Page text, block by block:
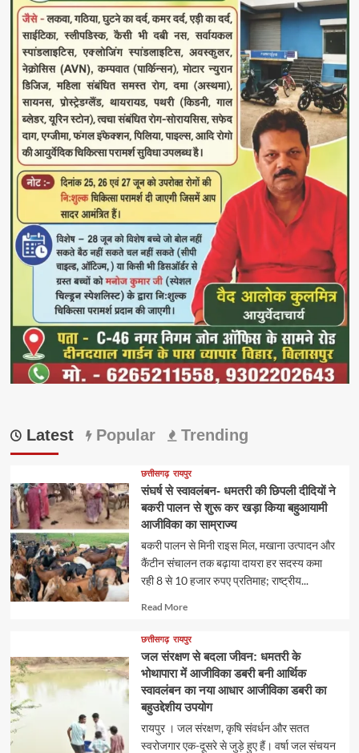
Latest Popular Trending
छत्तीसगढ़ रायपुर
संघर्ष से स्वावलंबन- धमतरी की छिपली दीदियों ने
बकरी पालन से शुरू कर खड़ा किया बहुआयामी
आजीविका का साम्राज्य
​बकरी पालन से मिनी राइस मिल, मखाना उत्पादन और
कैंटीन संचालन तक बढ़ाया दायरा ​हर सदस्य कमा
रही 8 से 10 हजार रुपए प्रतिमाह; राष्ट्रीय...
Read MoreRead
about
छत्तीसगढ़ रायपुर
जल संरक्षण से बदला जीवन: धमतरी के
भोथापारा में आजीविका डबरी बनी आर्थिक
स्वावलंबन का नया आधार आजीविका डबरी का
बहुउद्देशीय उपयोग
रायपुर । जल संरक्षण, कृषि संवर्धन और सतत
स्वरोजगार एक-दूसरे से जुड़े हुए हैं। वर्षा जल संचयन